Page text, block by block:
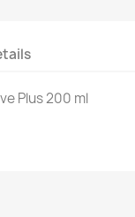
Plus 200 ml